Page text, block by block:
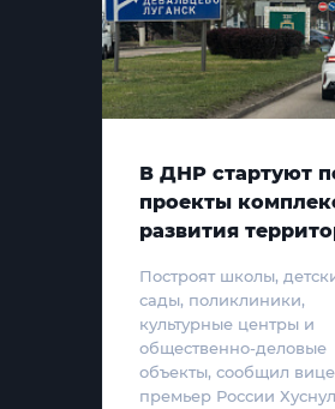
В ДНР стартуют
проекты
развития
Построят школы,
сады, поликлиники,
культурные центры и
общественно-деловые
объекты, сообщил
премьер России